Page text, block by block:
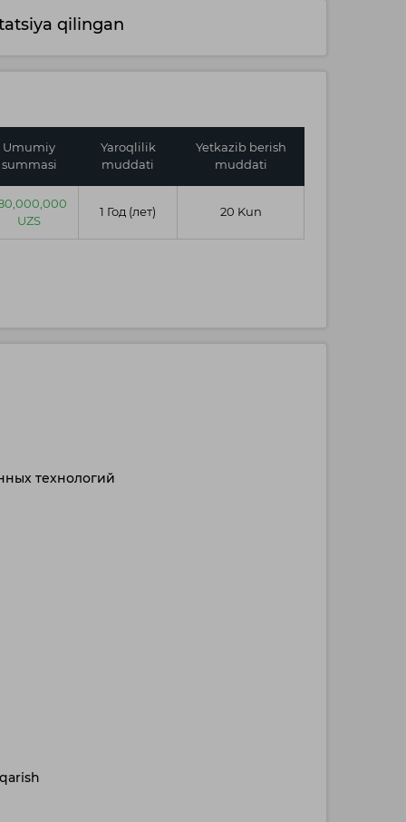
qilingan
Umumiy
summasi
Yaroqlilik
muddati
Yetkazib berish
muddati
UZS
1 Год (лет) 20 Kun
технологий